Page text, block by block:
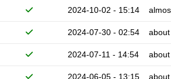
2024-10-02 - 15:14
2024-07-30 - 02:54
2024-07-11 - 14:54
2024-06-05 - 13:15